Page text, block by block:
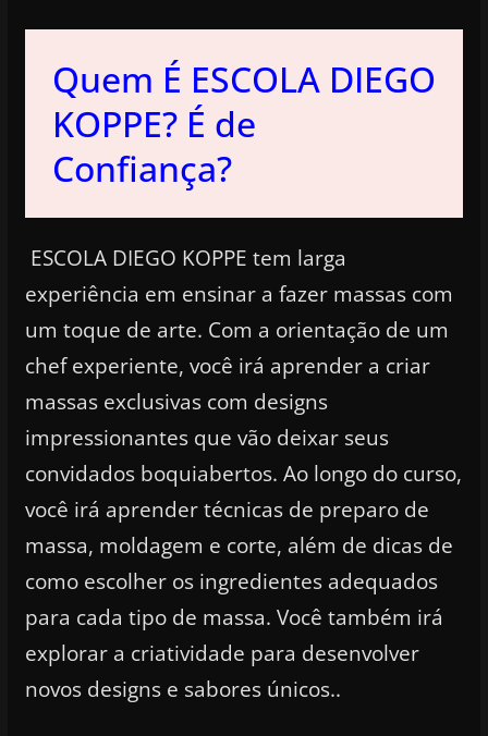
Quem É ESCOLA DIEGO
KOPPE? É de
Confiança?
ESCOLA DIEGO KOPPE tem larga
experiência em ensinar a fazer massas com
um toque de arte. Com a orientação de um
chef experiente, você irá aprender a criar
massas exclusivas com designs
impressionantes que vão deixar seus
convidados boquiabertos. Ao longo do curso,
você irá aprender técnicas de preparo de
massa, moldagem e corte, além de dicas de
como escolher os ingredientes adequados
para cada tipo de massa. Você também irá
explorar a criatividade para desenvolver
novos designs e sabores únicos..